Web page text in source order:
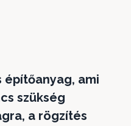
építőanyag, ami
szükség
a rögzítés